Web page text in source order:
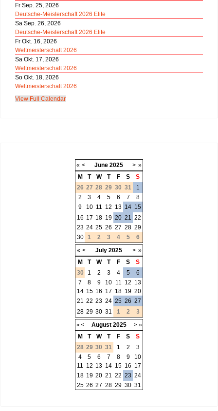
Fr Sep. 25, 2026
Deutsche-Meisterschaft 2026 Elite
Sa Sep. 26, 2026
Deutsche-Meisterschaft 2026 Elite
Fr Okt. 16, 2026
Weltmeisterschaft 2026
Sa Okt. 17, 2026
Weltmeisterschaft 2026
So Okt. 18, 2026
Weltmeisterschaft 2026
View Full Calendar
« < June 2025 > »
M
T W T F S
S
26 27 28 29 30 31
1
2
3 4 5 6 7
8
9
10 11 12 13 14 15
16 17 18 19 20 21 22
23 24 25 26 27 28 29
30
1 2 3 4 5
6
« < July 2025 > »
M
T W T F S
S
30
1 2 3 4 5
6
7
8 9 10 11 12 13
14 15 16 17 18 19 20
21 22 23 24 25 26 27
28 29 30 31 1 2
3
« < August 2025 > »
M
T W T F S
S
28 29 30 31 1 2
3
4
5 6 7 8 9
10
11 12 13 14 15 16 17
18 19 20 21 22 23 24
25 26 27 28 29 30 31